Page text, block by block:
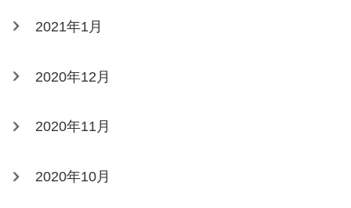
2021年1月
2020年12月
2020年11月
2020年10月